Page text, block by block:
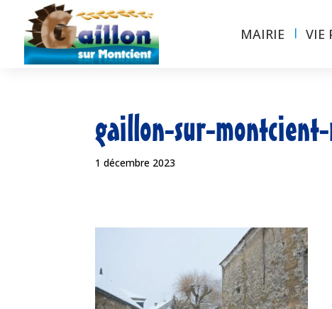
MAIRIE VIE
gaillon-sur-
1 décembre 2023